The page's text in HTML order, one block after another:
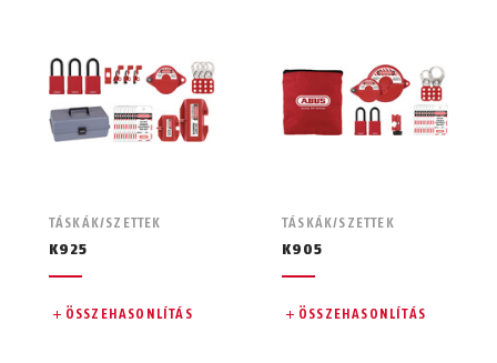
TÁSKÁK/SZETTEK
K925
ÖSSZEHASONLÍTÁS
TÁSKÁK/SZETTEK
K905
ÖSSZEHASONLÍTÁS